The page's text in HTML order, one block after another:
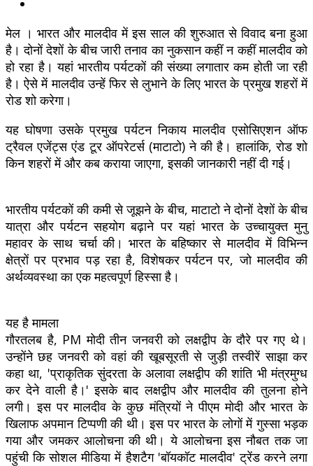
मेल । भारत और मालदीव में इस साल की शुरुआत से विवाद बना हुआ
है। दोनों देशों के बीच जारी तनाव का नुकसान कहीं न कहीं मालदीव को
हो रहा है। यहां भारतीय पर्यटकों की संख्या लगातार कम होती जा रही
है। ऐसे में मालदीव उन्हें फिर से लुभाने के लिए भारत के प्रमुख शहरों में
रोड शो करेगा।
यह घोषणा उसके प्रमुख पर्यटन निकाय मालदीव एसोसिएशन ऑफ
ट्रैवल एजेंट्स एंड टूर ऑपरेटर्स (माटाटो) ने की है। हालांकि, रोड शो
किन शहरों में और कब कराया जाएगा, इसकी जानकारी नहीं दी गई।
भारतीय पर्यटकों की कमी से जूझने के बीच, माटाटो ने दोनों देशों के बीच
यात्रा और पर्यटन सहयोग बढ़ाने पर यहां भारत के उच्चायुक्त मुनु
महावर के साथ चर्चा की। भारत के बहिष्कार से मालदीव में विभिन्न
क्षेत्रों पर प्रभाव पड़ रहा है, विशेषकर पर्यटन पर, जो मालदीव की
अर्थव्यवस्था का एक महत्वपूर्ण हिस्सा है।
यह है मामला
गौरतलब है, PM मोदी तीन जनवरी को लक्षद्वीप के दौरे पर गए थे।
उन्होंने छह जनवरी को वहां की खूबसूरती से जुड़ी तस्वीरें साझा कर
कहा था, 'प्राकृतिक सुंदरता के अलावा लक्षद्वीप की शांति भी मंत्रमुग्ध
कर देने वाली है।' इसके बाद लक्षद्वीप और मालदीव की तुलना होने
लगी। इस पर मालदीव के कुछ मंत्रियों ने पीएम मोदी और भारत के
खिलाफ अपमान टिप्पणी की थी। इस पर भारत के लोगों में गुस्सा भड़क
गया और जमकर आलोचना की थी। ये आलोचना इस नौबत तक जा
पहुंची कि सोशल मीडिया में हैशटैग 'बॉयकॉट मालदीव' ट्रेंड करने लगा